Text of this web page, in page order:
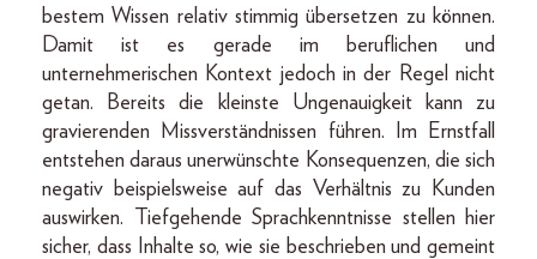
bestem Wissen relativ stimmig übersetzen zu können.
Damit ist es gerade im beruflichen und
unternehmerischen Kontext jedoch in der Regel nicht
getan. Bereits die kleinste Ungenauigkeit kann zu
gravierenden Missverständnissen führen. Im Ernstfall
entstehen daraus unerwünschte Konsequenzen, die sich
negativ beispielsweise auf das Verhältnis zu Kunden
auswirken. Tiefgehende Sprachkenntnisse stellen hier
sicher, dass Inhalte so, wie sie beschrieben und gemeint